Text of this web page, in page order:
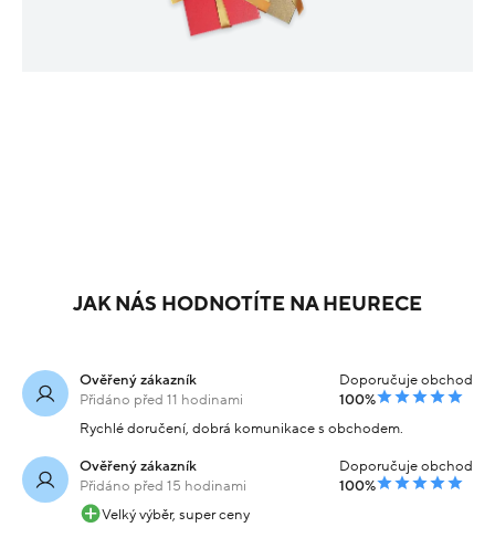
JAK NÁS HODNOTÍTE NA HEURECE
Ověřený zákazník
Přidáno před 11 hodinami
Doporučuje obchod
100%
Rychlé doručení, dobrá komunikace s obchodem.
Ověřený zákazník
Přidáno před 15 hodinami
Doporučuje obchod
100%
Velký výběr, super ceny